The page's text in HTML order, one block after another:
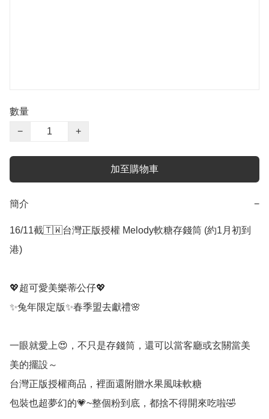
數量
−
+
加至購物車
簡介 −
16/11截🇹🇼台灣正版授權 Melody軟糖存錢筒 (約1月初到
港)
💖超可愛美樂蒂公仔💖
✨兔年限定版✨春季盟去獻禮🌸
一眼就愛上😍，不只是存錢筒，還可以當客廳或玄關當美
美的擺設～
台灣正版授權商品，裡面還附贈水果風味軟糖
包裝也超夢幻的💗~整個粉到底，都捨不得開來吃啦🤣